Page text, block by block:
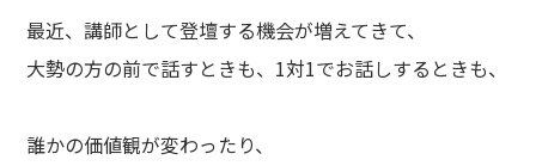
最近、講師として登壇する機会が増えてきて、
大勢の方の前で話すときも、1対1でお話しするときも、
誰かの価値観が変わったり、